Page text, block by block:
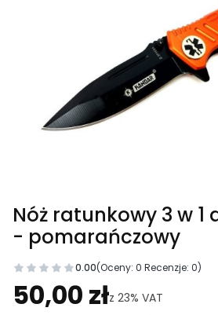
Nóż ratunkowy 3 w 1
- pomarańczowy
0.00(Oceny: 0 Recenzje: 0)
Przejdź do sekcji Opinie
50,00 złz 23% VAT